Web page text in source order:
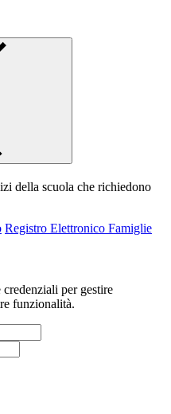
della scuola che richiedono
Registro Elettronico Famiglie
per gestire
funzionalità.